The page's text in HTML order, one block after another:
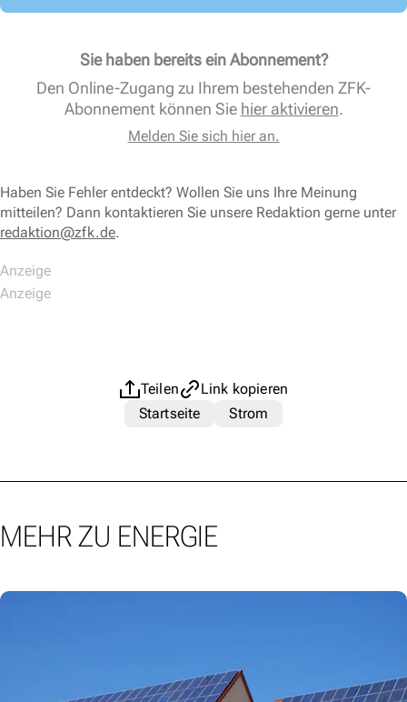
Sie haben bereits ein Abonnement?
Den Online-Zugang zu Ihrem bestehenden ZFK-
Abonnement können Sie hier aktivieren.
Melden Sie sich hier an.
Haben Sie Fehler entdeckt? Wollen Sie uns Ihre Meinung
mitteilen? Dann kontaktieren Sie unsere Redaktion gerne unter
redaktion@zfk.de.
Teilen
Link kopieren
Startseite
Strom
MEHR ZU ENERGIE